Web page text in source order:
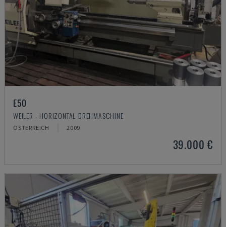
E50
WEILER - HORIZONTAL-DREHMASCHINE
ÖSTERREICH 2009
39.000 €